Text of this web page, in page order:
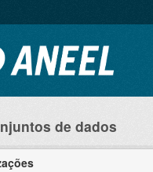
de dados